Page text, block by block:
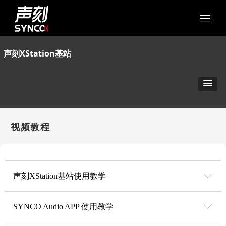
视频教程
声刻XStation基站使用教学 ꀅ
SYNCO Audio APP 使用教学 ꀅ
声刻XStation基站